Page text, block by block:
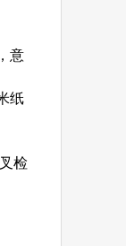
意
纸
检